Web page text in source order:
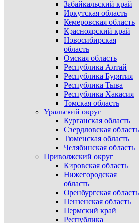
Забайкальский край
Иркутская область
Кемеровская область
Красноярский край
Новосибирская
область
Омская область
Республика Алтай
Республика Бурятия
Республика Тыва
Республика Хакасия
Томская область
Уральский округ
Курганская область
Свердловская область
Тюменская область
Челябинская область
Приволжский округ
Кировская область
Нижегородская
область
Оренбургская область
Пензенская область
Пермский край
Республика